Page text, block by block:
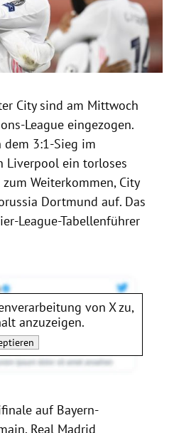
City sind am Mittwoch
League eingezogen.
dem 3:1-Sieg im
Liverpool ein torloses
Weiterkommen, City
Dortmund auf. Das
League-Tabellenführer
von Xzu,
anzuzeigen.
auf Bayern-
Real Madrid